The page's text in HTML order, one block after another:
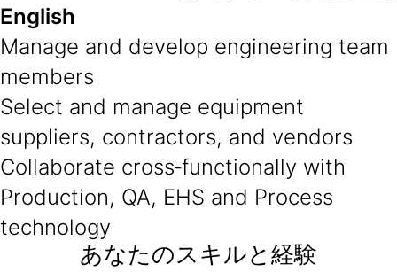
English
Manage and develop engineering team
members
Select and manage equipment
suppliers, contractors, and vendors
Collaborate cross‑functionally with
Production, QA, EHS and Process
technology
あなたのスキルと経験